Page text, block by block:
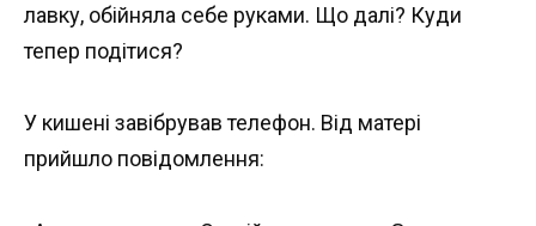
лавку, обійняла себе руками. Що далі? Куди
тепер подітися?
У кишені завібрував телефон. Від матері
прийшло повідомлення: